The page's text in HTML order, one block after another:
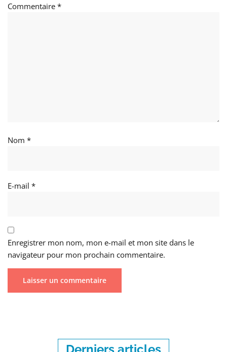
Commentaire *
Nom *
E-mail *
Enregistrer mon nom, mon e-mail et mon site dans le
navigateur pour mon prochain commentaire.